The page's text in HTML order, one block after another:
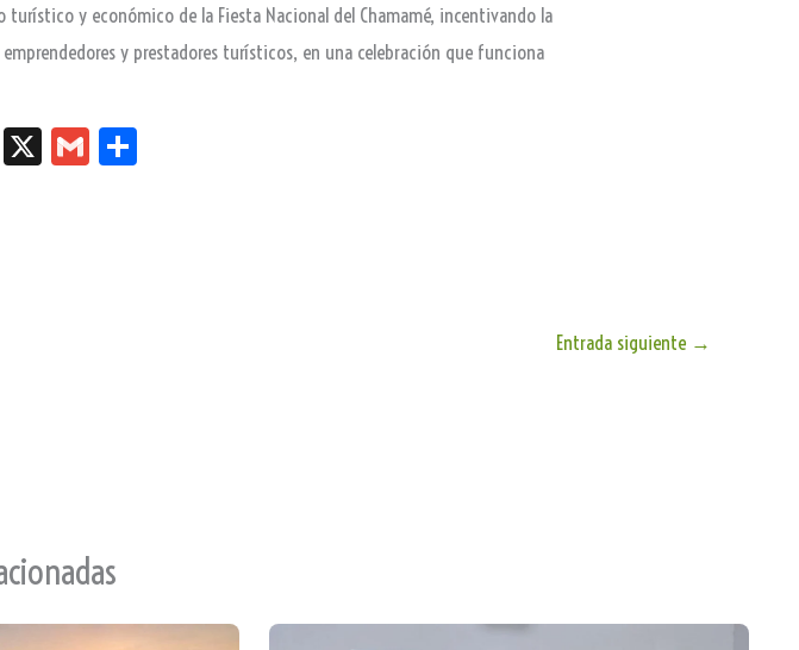
y económico de la Fiesta Nacional del Chamamé, incentivando la
y prestadores turísticos, en una celebración que funciona
Fa
X
G
Entrada siguiente →